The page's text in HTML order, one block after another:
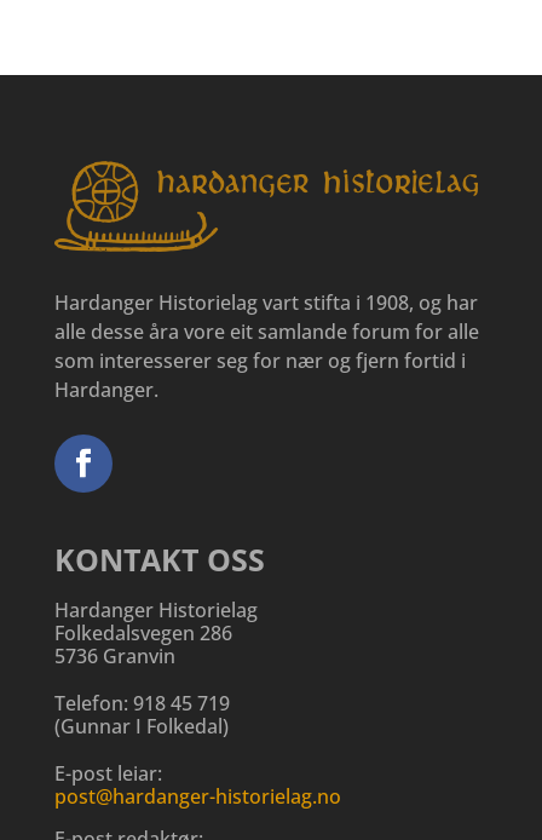
Hardanger Historielag vart stifta i 1908, og har
alle desse åra vore eit samlande forum for alle
som interesserer seg for nær og fjern fortid i
Hardanger.
KONTAKT OSS
Hardanger Historielag
Folkedalsvegen 286
5736 Granvin
Telefon: 918 45 719
(Gunnar I Folkedal)
E-post leiar:
post@hardanger-historielag.no